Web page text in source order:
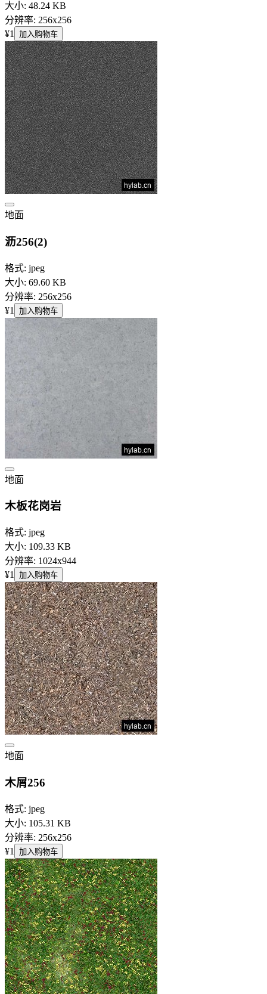
大小: 48.24 KB
分辨率: 256x256
¥1
加入购物车
地面
沥256(2)
格式: jpeg
大小: 69.60 KB
分辨率: 256x256
¥1
加入购物车
地面
木板花岗岩
格式: jpeg
大小: 109.33 KB
分辨率: 1024x944
¥1
加入购物车
地面
木屑256
格式: jpeg
大小: 105.31 KB
分辨率: 256x256
¥1
加入购物车